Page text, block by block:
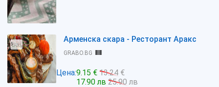
Арменска скара - Ресторант Аракс
GRABO.BG
Цена:9.15 € 13.24 €
17.90 лв 25.90 лв